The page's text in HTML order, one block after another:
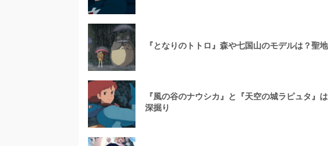
『となりのトトロ』森や七国山のモデルは？聖
『風の谷のナウシカ』と『天空の城ラピュタ
深掘り